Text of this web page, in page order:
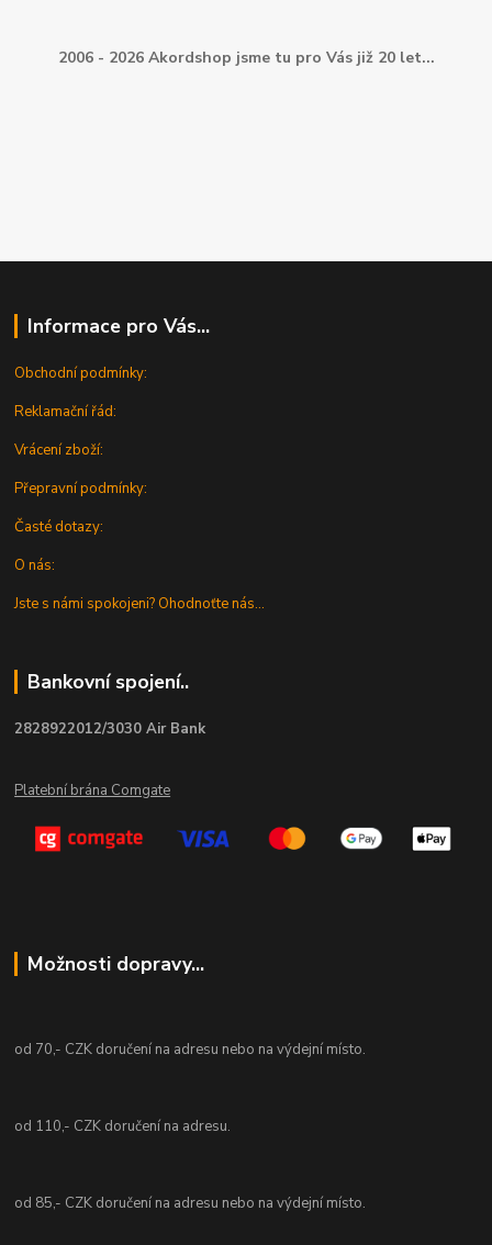
2006 - 2026 Akordshop jsme tu pro Vás již 20 let...
Informace pro Vás...
Obchodní podmínky:
Reklamační řád:
Vrácení zboží:
Přepravní podmínky:
Časté dotazy:
O nás:
Jste s námi spokojeni? Ohodnoťte nás...
Bankovní spojení..
2828922012/3030 Air Bank
Platební brána Comgate
Možnosti dopravy...
od 70,- CZK doručení na adresu nebo na výdejní místo.
od 110,- CZK doručení na adresu.
od 85,- CZK doručení na adresu nebo na výdejní místo.